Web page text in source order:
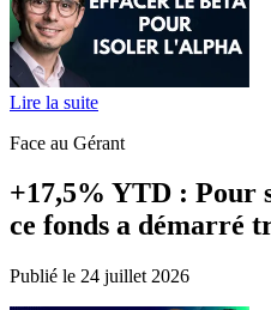
Lire la suite
Face au Gérant
+17,5% YTD : Pour
ce fonds a démarré
Publié le 24 juillet 2026